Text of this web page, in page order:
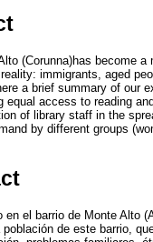
(Corunna)has become
immigrants, aged
a brief summary of our
equal access to reading
of library staff in the
by different groups
el barrio de Monte Alto
de este barrio,